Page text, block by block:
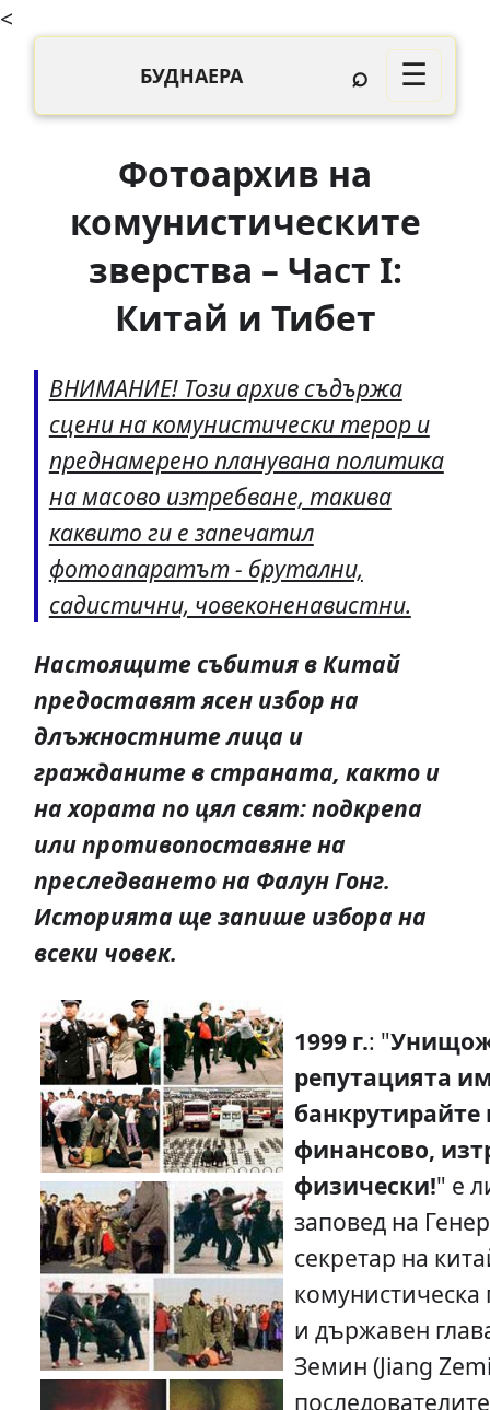
<
БУДНАЕРА ⌕ ☰
Фотоархив на
комунистическите
зверства – Част І:
Китай и Тибет
ВНИМАНИЕ! Този архив съдържа
сцени на комунистически терор и
преднамерено планувана политика
на масово изтребване, такива
каквито ги е запечатил
фотоапаратът - брутални,
садистични, човеконенавистни.
Настоящите събития в Китай
предоставят ясен избор на
длъжностните лица и
гражданите в страната, както и
на хората по цял свят: подкрепа
или противопоставяне на
преследването на Фалун Гонг.
Историята ще запише избора на
всеки човек.
1999 г.: "
репутацията
банкрутирайте
финансово,
физически!" е
заповед на
секретар на
и държавен
Земин (Jiang